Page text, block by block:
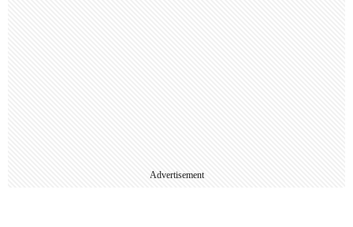
Advertisement